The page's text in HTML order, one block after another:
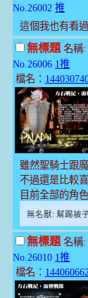
No.26002 推
這個我也有看
無標題名稱:
No.26006 1推
檔名：
雖然聖騎士跟
不過還是比較
目前全部的角
無名獸: 幫踢被
無標題名稱:
No.26010 1推
檔名：